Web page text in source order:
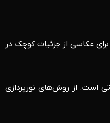
عکاسی از جزئیات کوچک در
است. از روش‌های نورپردازی